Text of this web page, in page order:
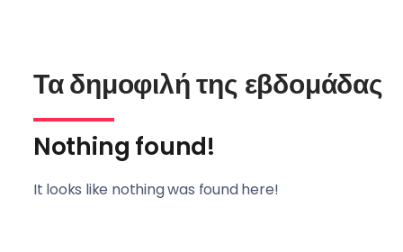
Τα δημοφιλή της εβδομάδας
Nothing found!
It looks like nothing was found here!